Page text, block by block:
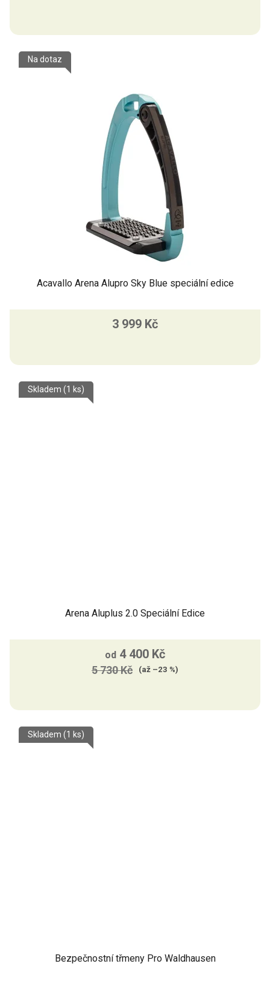
Acavallo Arena Alupro Sky Blue speciální edice
Na dotaz
3 999 Kč
Arena Aluplus 2.0 Speciální Edice
Skladem (1 ks)
od 4 400 Kč
5 730 Kč (až –23 %)
Bezpečnostní třmeny Pro Waldhausen
Skladem (1 ks)